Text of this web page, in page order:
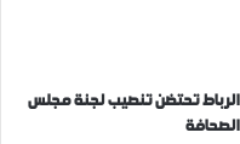
الرباط تحتضن تنصيب لجنة مجلس
الصحافة